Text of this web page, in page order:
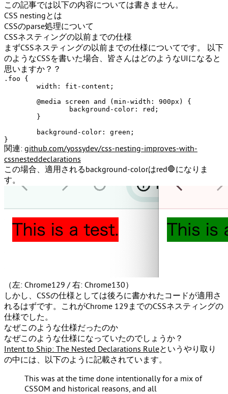
この記事では以下の内容については書きません。
CSS nestingとは
CSSのparse処理について
CSSネスティングの以前までの仕様
まずCSSネスティングの以前までの仕様についてです。 以下
のようなCSSを書いた場合、皆さんはどのようなUIになると
思いますか？？
.foo {
width : fit-content;
@media screen and ( min-width : 900px ) {
background-color : red;
background-color : green;
関連: github.com/yossydev/css-nesting-improves-with-
cssnesteddeclarations
この場合、適用されるbackground-colorはred🛑になりま
す。
（左: Chrome129 / 右: Chrome130）
しかし、CSSの仕様としては後ろに書かれたコードが適用さ
れるはずです。これがChrome 129までのCSSネスティングの
仕様でした。
なぜこのような仕様だったのか
なぜこのような仕様になっていたのでしょうか？
Intent to Ship: The Nested Declarations Ruleというやり取り
の中には、以下のように記載されています。
This was at the time done intentionally for a mix of
CSSOM and historical reasons, and all